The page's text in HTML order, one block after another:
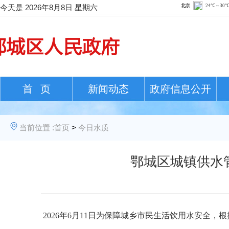
今天是 2026年8月8日 星期六
首 页 新闻动态 政府信息公开
当前位置 :首页 > 今日水质
鄂城区城镇供水
2026年6月 11日 为保障城乡市民生活饮用水安全，